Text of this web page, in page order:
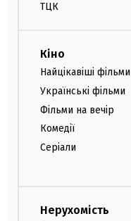
ТЦК
Кіно
Найцікавіші фільми
Українські фільми
Фільми на вечір
Комедії
Серіали
Нерухомість